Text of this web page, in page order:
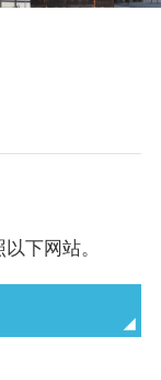
下网站。